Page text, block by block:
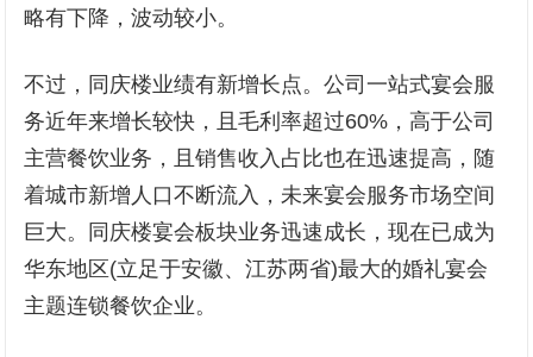
略有下降，波动较小。
不过，同庆楼业绩有新增长点。公司一站式宴会服
务近年来增长较快，且毛利率超过60%，高于公司
主营餐饮业务，且销售收入占比也在迅速提高，随
着城市新增人口不断流入，未来宴会服务市场空间
巨大。同庆楼宴会板块业务迅速成长，现在已成为
华东地区(立足于安徽、江苏两省)最大的婚礼宴会
主题连锁餐饮企业。